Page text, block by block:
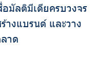
มัลติมีเดียครบวงจร
างแบรนด์ และวาง
าด